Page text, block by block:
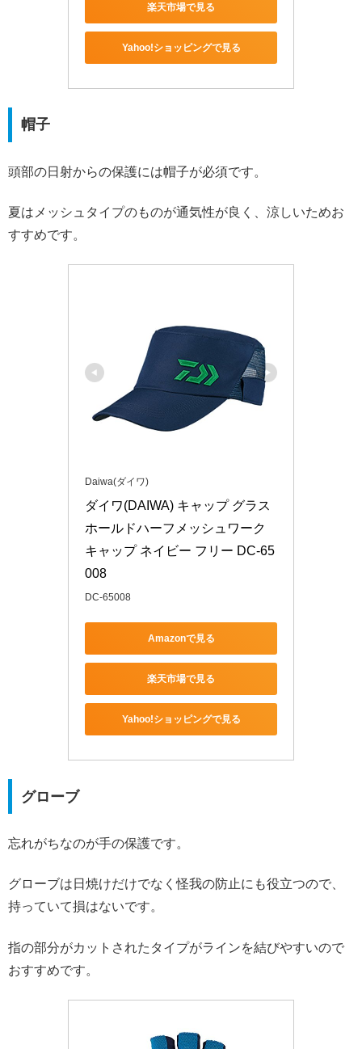
楽天市場で見る
Yahoo!ショッピングで見る
帽子
頭部の日射からの保護には帽子が必須です。
夏はメッシュタイプのものが通気性が良く、涼しいためお
すすめです。
Daiwa(ダイワ)
ダイワ(DAIWA) キャップ グラス
ホールドハーフメッシュワーク
キャップ ネイビー フリー DC-65
008
DC-65008
Amazonで見る
楽天市場で見る
Yahoo!ショッピングで見る
グローブ
忘れがちなのが手の保護です。
グローブは日焼けだけでなく怪我の防止にも役立つので、
持っていて損はないです。
指の部分がカットされたタイプがラインを結びやすいので
おすすめです。